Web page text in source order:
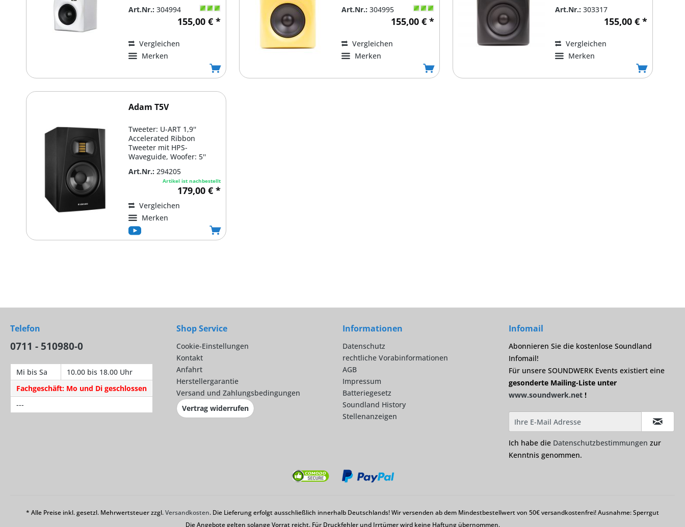
Art.Nr.: 304994
155,00 € *
Vergleichen
Merken
Art.Nr.: 304995
155,00 € *
Vergleichen
Merken
Art.Nr.: 303317
155,00 € *
Vergleichen
Merken
Adam T5V
Tweeter: U-ART 1,9''
Accelerated Ribbon
Tweeter mit HPS-
Waveguide, Woofer: 5''
und...
Art.Nr.: 294205
Artikel ist nachbestellt
179,00 € *
Vergleichen
Merken
Telefon
0711 - 510980-0
Mi bis Sa
10.00 bis 18.00 Uhr
Fachgeschäft: Mo und Di geschlossen
---
Shop Service
Cookie-Einstellungen
Kontakt
Anfahrt
Herstellergarantie
Versand und Zahlungsbedingungen
Vertrag widerrufen
Informationen
Datenschutz
rechtliche Vorabinformationen
AGB
Impressum
Batteriegesetz
Soundland History
Stellenanzeigen
Infomail
Abonnieren Sie die kostenlose Soundland
Infomail!
Für unsere SOUNDWERK Events existiert eine
gesonderte Mailing-Liste unter
www.soundwerk.net !
Ich habe die Datenschutzbestimmungen zur
Kenntnis genommen.
* Alle Preise inkl. gesetzl. Mehrwertsteuer zzgl.Versandkosten. Die Lieferung erfolgt ausschließlich innerhalb Deutschlands! Wir versenden ab dem Mindestbestellwert von 50€ versandkostenfrei! Ausnahme: Sperrgut
Die Angebote gelten solange Vorrat reicht. Für Druckfehler und Irrtümer wird keine Haftung übernommen.